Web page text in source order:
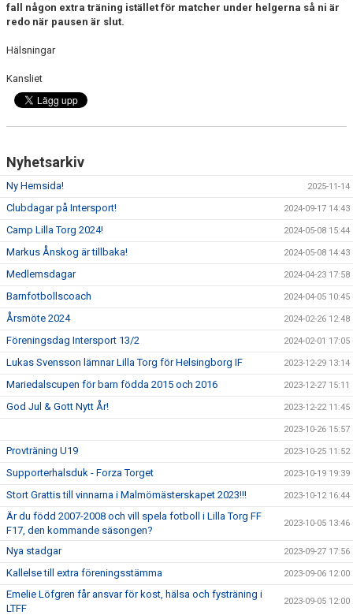
fall någon extra träning istället för matcher under helgerna så ni är
redo när pausen är slut.
Hälsningar
Kansliet
Nyhetsarkiv
Ny Hemsida! 2025-11-14
Clubdagar på Intersport! 2024-09-17 14:43
Camp Lilla Torg 2024! 2024-05-08 15:44
Markus Ånskog är tillbaka! 2024-05-08 14:43
Medlemsdagar 2024-04-23 17:58
Barnfotbollscoach 2024-04-05 10:45
Årsmöte 2024 2024-02-26 12:48
Föreningsdag Intersport 13/2 2024-02-01 17:05
Lukas Svensson lämnar Lilla Torg för Helsingborg IF 2023-12-29 13:14
Mariedalscupen för barn födda 2015 och 2016 2023-12-27 15:11
God Jul & Gott Nytt År! 2023-12-22 11:45
2023-10-26 15:57
Provträning U19 2023-10-25 11:52
Supporterhalsduk - Forza Torget 2023-10-19 19:39
Stort Grattis till vinnarna i Malmömästerskapet 2023!!! 2023-10-12 16:44
Är du född 2007-2008 och vill spela fotboll i Lilla Torg FF
F17, den kommande säsongen?
2023-10-05 13:46
Nya stadgar 2023-09-27 17:56
Kallelse till extra föreningsstämma 2023-09-06 12:00
Emelie Löfgren får ansvar för kost, hälsa och fysträning i
LTFF
2023-09-05 12:00